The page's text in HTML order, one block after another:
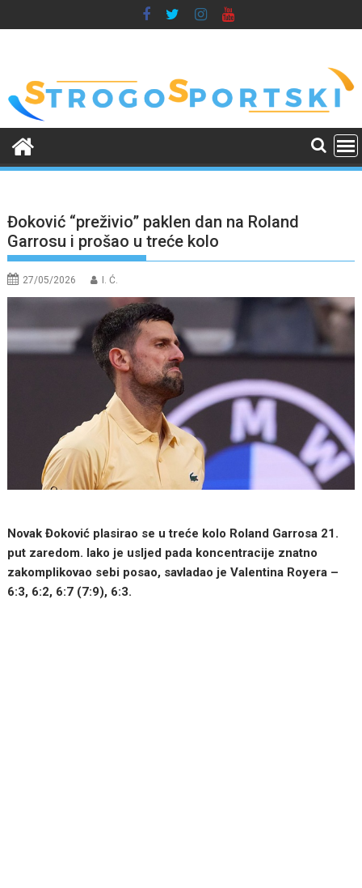
to
Đoković “preživio” paklen dan na Roland
Garrosu i prošao u treće kolo
27/05/2026 I. Ć.
Novak Đoković plasirao se u treće kolo Roland Garrosa 21.
put zaredom. Iako je usljed pada koncentracije znatno
zakomplikovao sebi posao, savladao je Valentina Royera –
6:3, 6:2, 6:7 (7:9), 6:3.